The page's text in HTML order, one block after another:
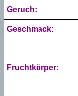
Geruch:
Geschmack:
Fruchtkörper: